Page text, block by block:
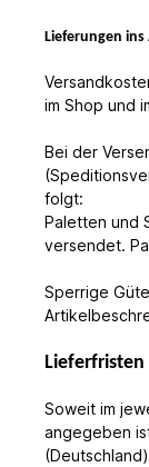
Lieferungen ins
im Shop und
Bei der
folgt:
Paletten und
versendet.
Sperrige
Lieferfristen
Soweit im
angegeben